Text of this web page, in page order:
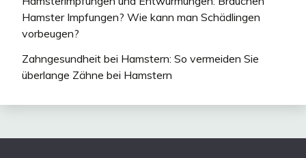
Hamster Impfungen? Wie kann man Schädlingen
vorbeugen?
Zahngesundheit bei Hamstern: So vermeiden Sie
überlange Zähne bei Hamstern